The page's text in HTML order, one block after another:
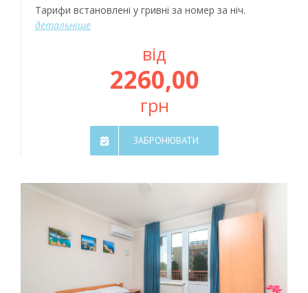
Тарифи встановлені у гривні за номер за ніч.
детальніше
від
2260,00
грн
ЗАБРОНЮВАТИ